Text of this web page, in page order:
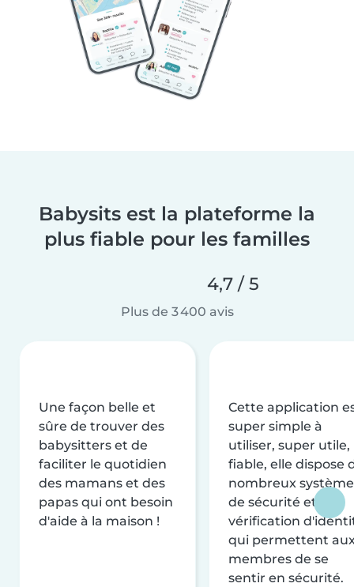
Babysits est la plateforme la
plus fiable pour les familles
4,7 / 5
Plus de 3 400 avis
Une façon belle et
sûre de trouver des
babysitters et de
faciliter le quotidien
des mamans et des
papas qui ont besoin
d'aide à la maison !
Cette application
super simple à
utiliser, super utile,
fiable, elle dispose
nombreux
de sécurité et de
vérification
qui permettent
membres de se
sentir en sécurité.